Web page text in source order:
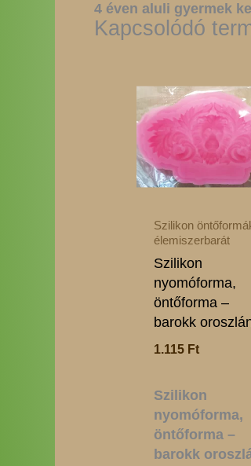
4 éven aluli gyermek
Kapcsolódó
Szilikon
élemiszerbarát
Szilikon
nyomóforma,
öntőforma –
barokk
1.115 Ft
Szilikon
nyomóforma,
öntőforma –
barokk